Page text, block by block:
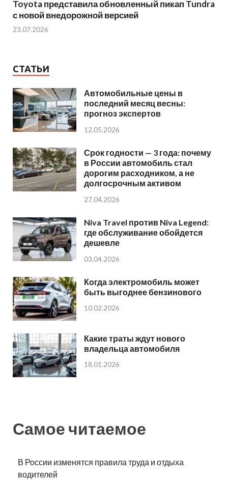
Toyota представила обновленный пикап Tundra
с новой внедорожной версией
23.07.2026
СТАТЬИ
Автомобильные цены в
последний месяц весны:
прогноз экспертов
12.05.2026
Срок годности — 3 года: почему
в России автомобиль стал
дорогим расходником, а не
долгосрочным активом
27.04.2026
Niva Travel против Niva Legend:
где обслуживание обойдется
дешевле
03.04.2026
Когда электромобиль может
быть выгоднее бензинового
10.02.2026
Какие траты ждут нового
владельца автомобиля
18.01.2026
Самое читаемое
В России изменятся правила труда и отдыха
водителей